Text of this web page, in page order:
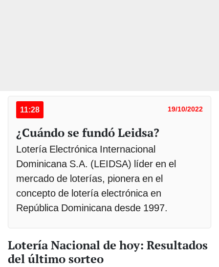
11:28 19/10/2022
¿Cuándo se fundó Leidsa?
Lotería Electrónica Internacional
Dominicana S.A. (LEIDSA) líder en el
mercado de loterías, pionera en el
concepto de lotería electrónica en
República Dominicana desde 1997.
Lotería Nacional de hoy: Resultados
del último sorteo